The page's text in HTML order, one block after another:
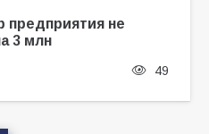
предприятия не
3 млн
49